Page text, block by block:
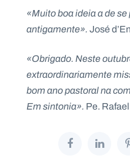
«Muito boa ideia a de
antigamente».José
«Obrigado. Neste
extraordinariamente
bom ano pastoral na
Em sintonia». Pe.